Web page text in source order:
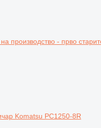
производство - прво
Komatsu PC1250-8R